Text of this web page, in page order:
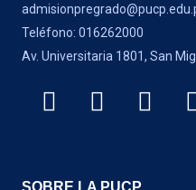
Teléfono: 016262000
Av. Universitaria 1801, San
SOBRE LA PUCP